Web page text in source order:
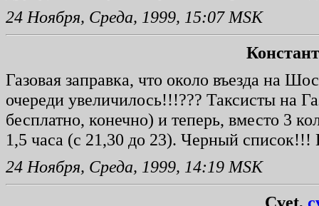
24 Ноября, Среда, 1999, 15:07 MSK
Газовая заправка, что около въезда на
очереди увеличилось!!!??? Таксисты на
бесплатно, конечно) и теперь, вместо 3
1,5 часа (с 21,30 до 23). Черный
24 Ноября, Среда, 1999, 14:19 MSK
Cvet,